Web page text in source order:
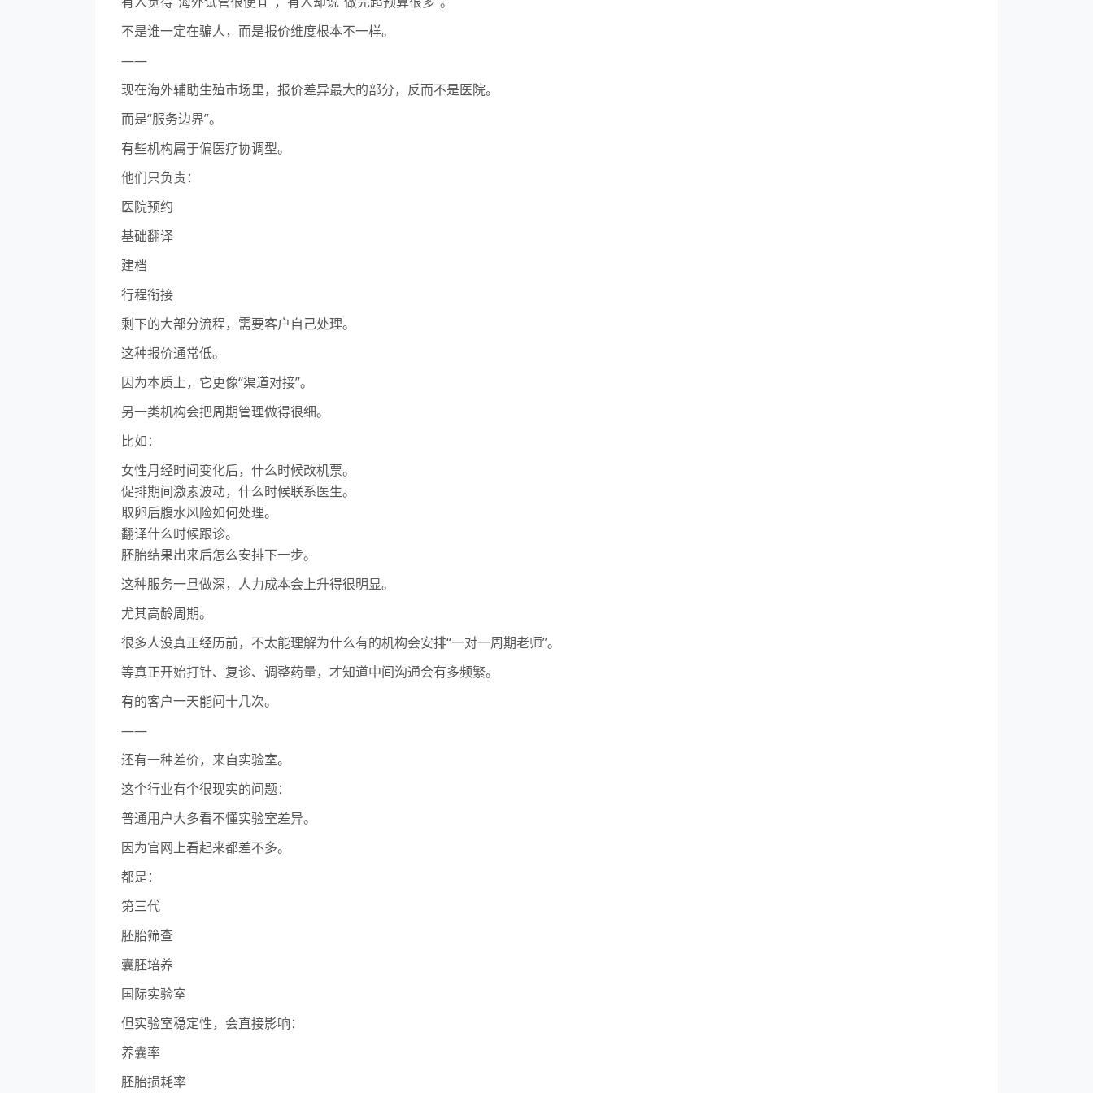
不是谁一定在骗人，而是报价维度根本不一样。
——
现在海外辅助生殖市场里，报价差异最大的部分，反而不是医院。
而是“服务边界”。
有些机构属于偏医疗协调型。
他们只负责：
医院预约
基础翻译
建档
行程衔接
剩下的大部分流程，需要客户自己处理。
这种报价通常低。
因为本质上，它更像“渠道对接”。
另一类机构会把周期管理做得很细。
比如：
女性月经时间变化后，什么时候改机票。
促排期间激素波动，什么时候联系医生。
取卵后腹水风险如何处理。
翻译什么时候跟诊。
胚胎结果出来后怎么安排下一步。
这种服务一旦做深，人力成本会上升得很明显。
尤其高龄周期。
很多人没真正经历前，不太能理解为什么有的机构会安排“一对一周期老师”。
等真正开始打针、复诊、调整药量，才知道中间沟通会有多频繁。
有的客户一天能问十几次。
——
还有一种差价，来自实验室。
这个行业有个很现实的问题：
普通用户大多看不懂实验室差异。
因为官网上看起来都差不多。
都是：
第三代
胚胎筛查
囊胚培养
国际实验室
但实验室稳定性，会直接影响：
养囊率
胚胎损耗率